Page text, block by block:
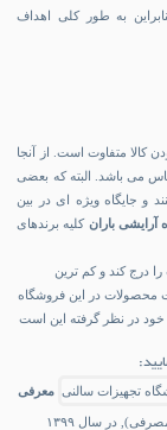
به طور کلی اهداف
کالا متفاوت است. از آنجا
می باشد. البته که بعضی
و جایگاه ویژه ای در بین
آرایشی باران کلیه برندهای
درج کند و کم ترین
محصولات در این فروشگاه
خود در نظر گرفته این است
معرفی
شرکت بزرگ بیوتی لاولی (تجهیزات پزشکی و مصرفی), در سال ۱۳۹۹